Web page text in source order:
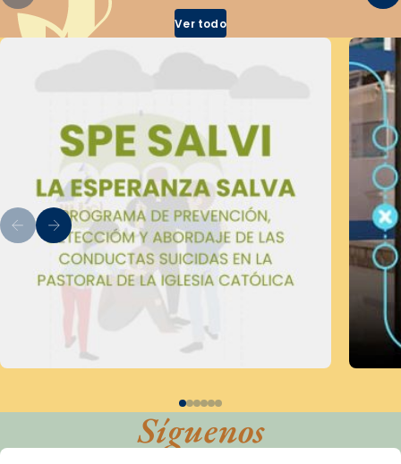
Ver todo
Síguenos